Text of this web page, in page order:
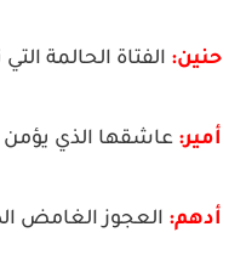
حنين: الفتاة الحالمة
أمير: عاشقها الذي
أدهم: العجوز الغامض